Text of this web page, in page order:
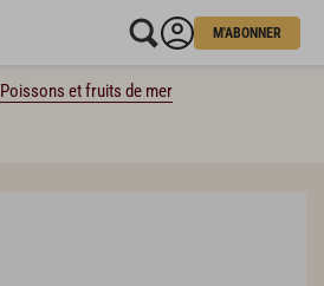
M'ABONNER
Poissons et fruits de mer